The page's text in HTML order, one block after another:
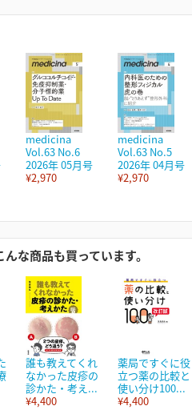
medicina
Vol.63 No.6
2026年 05月号
¥2,970
medicina
Vol.63 No.5
2026年 04月号
¥2,970
な商品も買っています。
誰も教えてくれ
なかった皮疹の
診かた・考え...
¥4,400
薬局ですぐに役
立つ薬の比較と
使い分け100...
¥4,400